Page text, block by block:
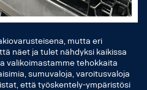
mutta eri
näet ja tulet nähdyksi kaikissa
valikoimastamme tehokkaita
sumuvaloja, varoitusvaloja
että työskentely-ympäristösi